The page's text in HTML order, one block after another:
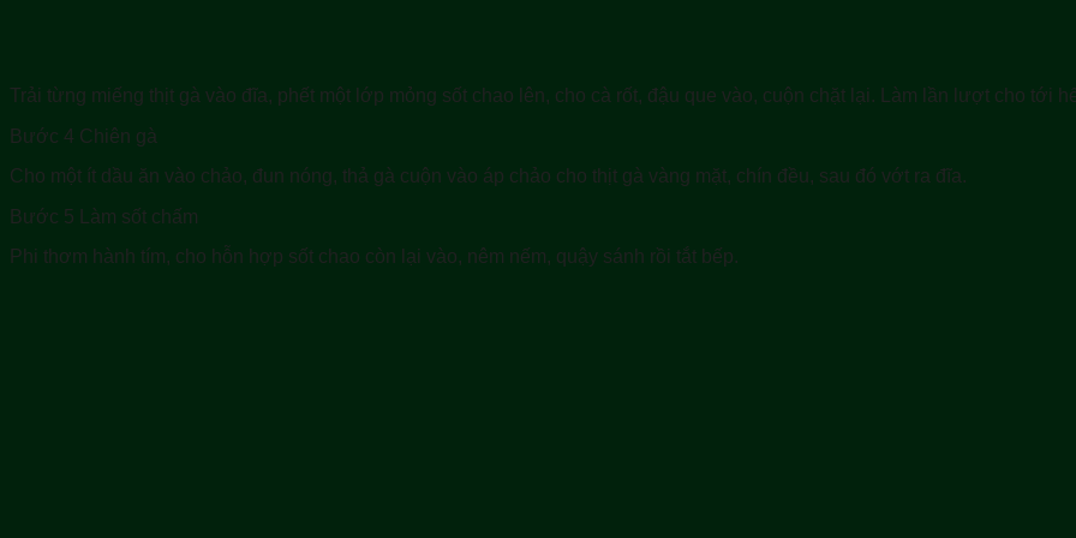
Trải từng miếng thịt gà vào đĩa, phết một lớp mỏng sốt chao lên, cho cà rốt, đậu que vào, cuộn chặt lại. Làm lần lượt cho tới
Bước 4 Chiên gà
Cho một ít dầu ăn vào chảo, đun nóng, thả gà cuộn vào áp chảo cho thịt gà vàng mặt, chín đều, sau đó vớt ra đĩa.
Bước 5 Làm sốt chấm
Phi thơm hành tím, cho hỗn hợp sốt chao còn lại vào, nêm nếm, quậy sánh rồi tắt bếp.